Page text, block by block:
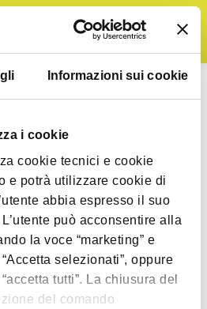
Informazioni sui cookie
i cookie
cookie tecnici e cookie
e potrà utilizzare cookie di
abbia espresso il suo
può acconsentire alla
la voce “marketing” e
selezionati”, oppure
tutti”. La chiusura del
del comando
di assenza
3– Obblighi di
la dotazione organica
con rapporto di lavoro a
pubblicano
relativi ai tassi di assenza
per uffici di livello